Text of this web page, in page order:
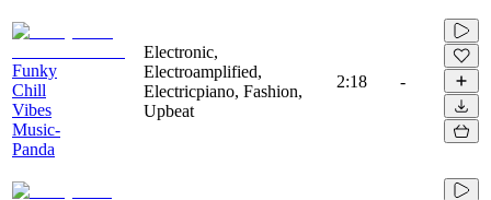
Funky
Chill
Vibes
Music-
Panda
Electronic,
Electroamplified,
Electricpiano, Fashion,
Upbeat
2:18 -